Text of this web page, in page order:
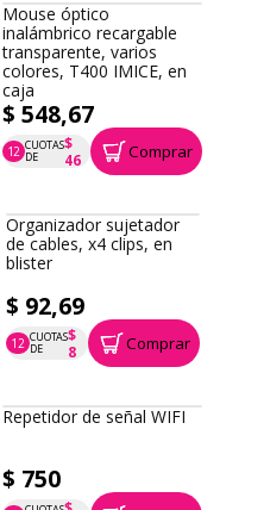
Mouse óptico
inalámbrico recargable
transparente, varios
colores, T400 IMICE, en
caja
$ 548,67
12 CUOTAS
DE
$
46
P.T.F. $ 549 Comprar
Organizador sujetador
de cables, x4 clips, en
blister
$ 92,69
12 CUOTAS
DE
$
8
P.T.F. $ 93 Comprar
Repetidor de señal WIFI
$ 750